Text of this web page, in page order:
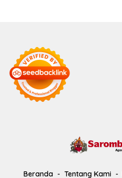
Beranda Tentang Kami